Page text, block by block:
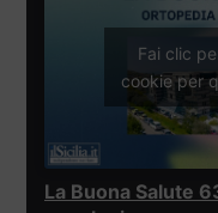
Fai clic
cookie per
La Buona Salute